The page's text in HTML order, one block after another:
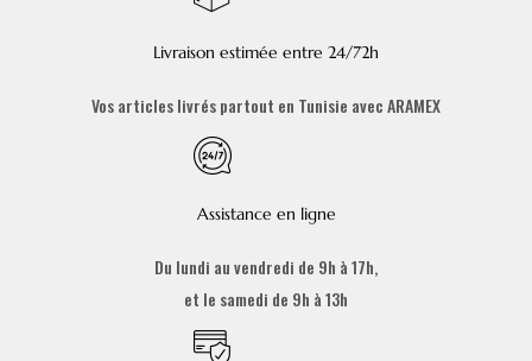
Livraison estimée entre 24/72h
Vos articles livrés partout en Tunisie avec ARAMEX
Assistance en ligne
Du lundi au vendredi de 9h à 17h,
et le samedi de 9h à 13h